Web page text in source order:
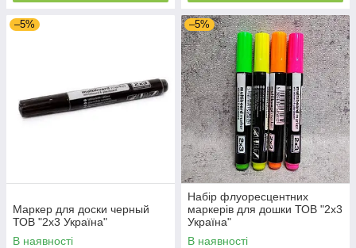
–5%
Маркер для доски черный
ТОВ "2х3 Україна"
В наявності
–5%
Набір флуоресцентних
маркерів для дошки ТОВ "2х3
Україна"
В наявності